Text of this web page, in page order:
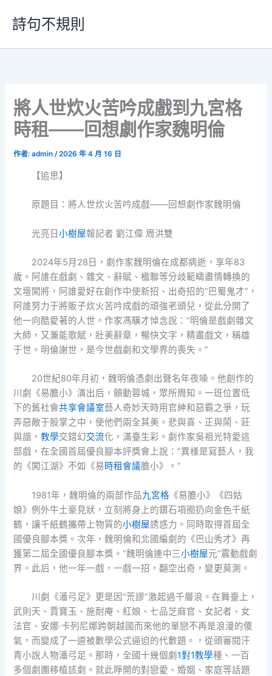
要
詩句不規則
將人世炊火苦吟成戲到九宮格
時租——回想劇作家魏明倫
作者:admin/2026 年 4 月 16 日
【追思】
原題目：將人世炊火苦吟成戲——回想劇作家魏明倫
光亮日 小樹屋報記者 劉江偉 周洪雙
2024年5月28日，劇作家魏明倫在成都病逝，享年83
歲。阿誰在戲劇、雜文、辭賦、楹聯等分歧範疇盡情轉換的
文壇闖將，阿誰愛好在創作中使新招、出奇招的“巴蜀鬼才”，
阿誰努力于將販子炊火苦吟成戲的頑強老頭兒，從此分開了
他一向酷愛著的人世。作家馮驥才悼念說：“明倫是戲劇雜文
大師，又兼能歌賦，壯美辭章，暢快文字，精盡戲文，稱雄
于世。明倫謝世，是今世戲劇和文學界的喪失。”
20世紀80年月初，魏明倫憑劇出聲名年夜噪。他創作的
川劇《易膽小》演出后，顫動蓉城，眾所周知。一班位置低
下的舊社會共享會議室藝人奇妙天時用官紳和惡霸之爭，玩
弄惡敵于股掌之中，使他們兩全其美。悲與喜、正與鬧、莊
與諧，教學交錯幻交流化，滿臺生彩。劇作家吳祖光特愛這
部戲，在全國首屆優良腳本評獎會上說：“異樣是寫藝人，我
的《闖江湖》不如《易 時租會議膽小》。”
1981年，魏明倫的兩部作品九宮格 《易膽小》《四姑
娘》例外牛土豪見狀，立刻將身上的鑽石項圈扔向金色千紙
鶴，讓千紙鶴攜帶上物質的小樹屋誘惑力。同時取得首屆全
國優良腳本獎。次年，魏明倫和北國編劇的《巴山秀才》再
獲第二屆全國優良腳本獎。“魏明倫連中三小樹屋元”震動戲劇
界。此后，他一年一戲，一戲一招，翻空出奇，變更莫測。
川劇《潘弓足》更是因“荒謬”激起過千層浪。在舞臺上，
武則天、賈寶玉、施耐庵、紅娘、七品芝麻官、女記者、女
法官、安娜·卡列尼娜跨朝越國而來他的單戀不再是浪漫的傻
氣，而變成了一道被數學公式逼迫的代數題。，從頭審閱汗
青小說人物潘弓足。那時，全國十幾個劇1對1教學種、一百
多個劇團移植該劇。就此睜開的對戀愛、婚姻、家庭等話題